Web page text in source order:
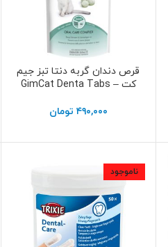
اطلاعات بیشتر
قرص دندان گربه دنتا تبز جیم
کت – GimCat Denta Tabs
۴۹۰,۰۰۰ تومان
ناموجود